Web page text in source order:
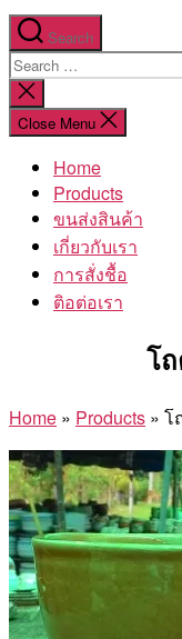
Search
Search
for:
Close
search
Close Menu
Home
Products
ขนส่งสินค้า
เกี่ยวกับเรา
การสั่งชื้อ
ติอต่อเรา
โ
Home » Products » โ